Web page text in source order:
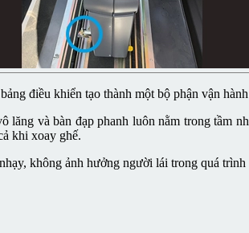
điều khiển tạo thành một bộ phận vận
lăng và bàn đạp phanh luôn nằm trong tầm
khi xoay ghế.
không ảnh hưởng người lái trong quá